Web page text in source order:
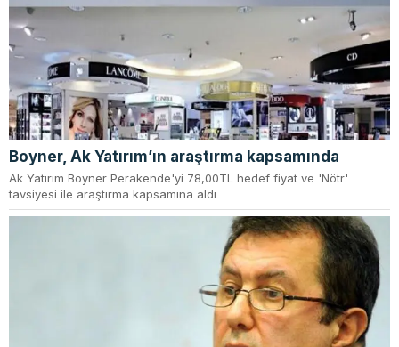
Boyner, Ak Yatırım’ın araştırma kapsamında
Ak Yatırım Boyner Perakende'yi 78,00TL hedef fiyat ve 'Nötr'
tavsiyesi ile araştırma kapsamına aldı